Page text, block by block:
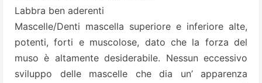
Labbra ben aderenti
Mascelle/Denti mascella superiore e inferiore alte,
potenti, forti e muscolose, dato che la forza del
muso è altamente desiderabile. Nessun eccessivo
sviluppo delle mascelle che dia un’ apparenza